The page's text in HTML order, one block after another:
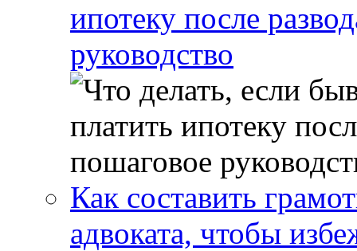
ипотеку после
руководство
Как составить
адвоката, чтобы